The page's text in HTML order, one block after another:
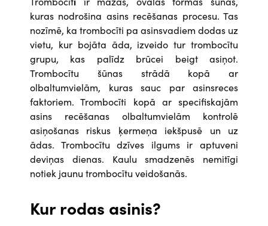
kuras nodrošina asins recēšanas procesu. Tas
nozīmē, ka trombocīti pa asinsvadiem dodas uz
vietu, kur bojāta āda, izveido tur trombocītu
grupu, kas palīdz brūcei beigt asiņot.
Trombocītu šūnas strādā kopā ar
olbaltumvielām, kuras sauc par asinsreces
faktoriem. Trombocīti kopā ar specifiskajām
asins recēšanas olbaltumvielām kontrolē
asiņošanas riskus ķermeņa iekšpusē un uz
ādas. Trombocītu dzīves ilgums ir aptuveni
deviņas dienas. Kaulu smadzenēs nemitīgi
notiek jaunu trombocītu veidošanās.
Kur rodas asinis?